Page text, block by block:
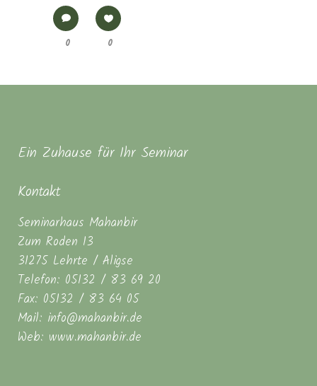
0 0
Ein Zuhause für Ihr Seminar
Kontakt
Seminarhaus Mahanbir
Zum Roden 13
31275 Lehrte / Aligse
Telefon: 05132 / 83 69 20
Fax: 05132 / 83 64 05
Mail: info@mahanbir.de
Web: www.mahanbir.de